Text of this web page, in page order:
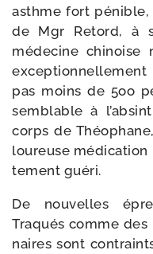
asthme fort
de Mgr Retord, à
méde­cine chi­noise
excep­tion­nel­le­ment
pas moins de 5oo
sem­blable à
corps de
lou­reuse
te­ment guéri.
De nou­velles
Traqués comme
naires sont